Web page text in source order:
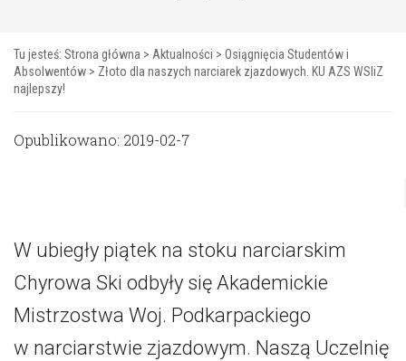
Tu jesteś: Strona główna > Aktualności > Osiągnięcia Studentów i
Absolwentów > Złoto dla naszych narciarek zjazdowych. KU AZS WSIiZ
najlepszy!
Opublikowano: 2019-02-7
W ubiegły piątek na stoku narciarskim
Chyrowa Ski odbyły się Akademickie
Mistrzostwa Woj. Podkarpackiego
w narciarstwie zjazdowym. Naszą Uczelnię